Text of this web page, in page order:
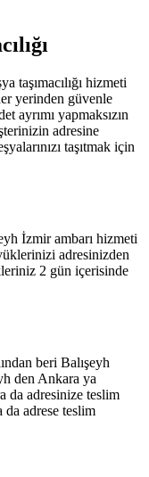
taşımacılığı hizmeti
yerinden güvenle
ayrımı yapmaksızın
adresine
taşıtmak için
İzmir ambarı hizmeti
adresinizden
2 gün içerisinde
beri Balışeyh
den Ankara ya
da adresinize teslim
adrese teslim